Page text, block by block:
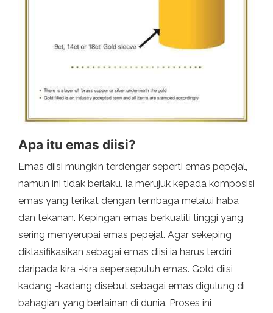
Apa itu emas diisi?
Emas diisi mungkin terdengar seperti emas pepejal,
namun ini tidak berlaku. Ia merujuk kepada komposisi
emas yang terikat dengan tembaga melalui haba
dan tekanan. Kepingan emas berkualiti tinggi yang
sering menyerupai emas pepejal. Agar sekeping
diklasifikasikan sebagai emas diisi ia harus terdiri
daripada kira -kira sepersepuluh emas. Gold diisi
kadang -kadang disebut sebagai emas digulung di
bahagian yang berlainan di dunia. Proses ini